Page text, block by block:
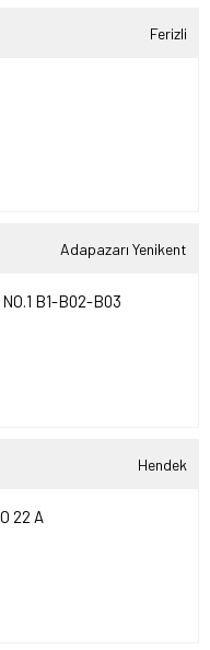
Ferizli
Adapazarı Yenikent
B1-B02-B03
Hendek
22 A